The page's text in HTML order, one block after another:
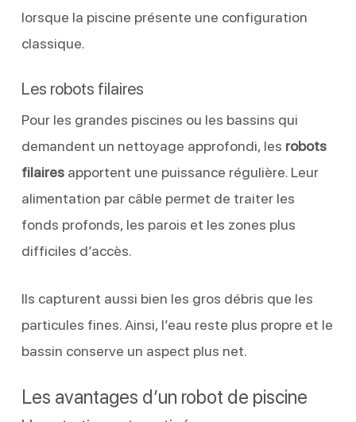
lorsque la piscine présente une configuration
classique.
Les robots filaires
Pour les grandes piscines ou les bassins qui
demandent un nettoyage approfondi, les robots
filairesapportent une puissance régulière. Leur
alimentation par câble permet de traiter les
fonds profonds, les parois et les zones plus
difficiles d’accès.
Ils capturent aussi bien les gros débris que les
particules fines. Ainsi, l’eau reste plus propre et le
bassin conserve un aspect plus net.
Les avantages d’un robot de piscine